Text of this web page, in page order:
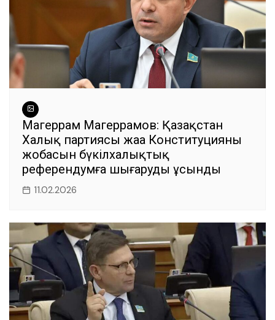
Магеррам Магеррамов: Қазақстан
Халық партиясы жаңа Конституцияның
жобасын бүкілхалықтық
референдумға шығаруды ұсынды
11.02.2026